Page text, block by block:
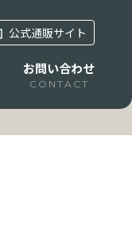
公式通販サイト
お問い合わせ
CONTACT